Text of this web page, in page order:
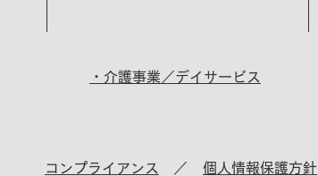
・介護事業／デイサービス
コンプライアンス ／ 個人情報保護方針